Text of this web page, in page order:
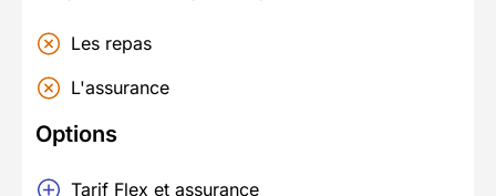
Les repas
L'assurance
Options
Tarif Flex et assurance